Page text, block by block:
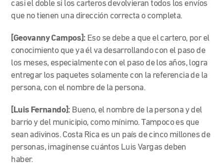
casi el doble si los carteros devolvieran todos los envíos
que no tienen una dirección correcta o completa.
[Geovanny Campos]: Eso se debe a que el cartero, por el
conocimiento que ya él va desarrollando con el paso de
los meses, especialmente con el paso de los años, logra
entregar los paquetes solamente con la referencia de la
persona, con el nombre de la persona.
[Luis Fernando]: Bueno, el nombre de la persona y del
barrio y del municipio, como mínimo. Tampoco es que
sean adivinos. Costa Rica es un país de cinco millones de
personas, imagínense cuántos Luis Vargas deben
haber.